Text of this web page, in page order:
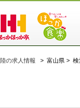
の求人情報 > 富山県 > 検